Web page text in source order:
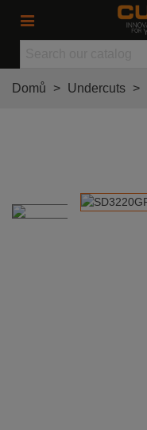
Domů > Undercuts >